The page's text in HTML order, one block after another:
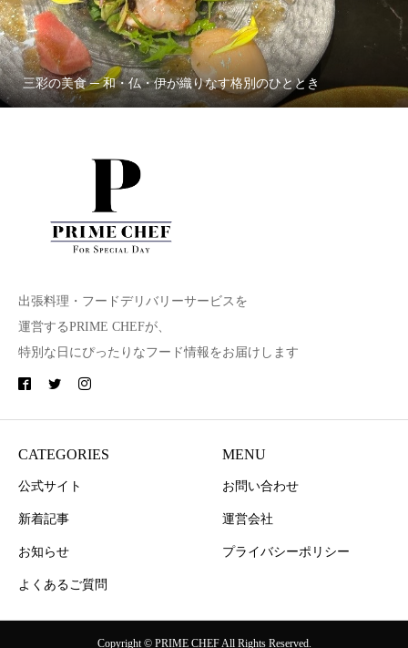
三彩の美食 ─ 和・仏・伊が織りなす格別のひととき
出張料理・フードデリバリーサービスを
運営するPRIME CHEFが、
特別な日にぴったりなフード情報をお届けします
CATEGORIES
公式サイト
新着記事
お知らせ
よくあるご質問
MENU
お問い合わせ
運営会社
プライバシーポリシー
Copyright © PRIME CHEF All Rights Reserved.